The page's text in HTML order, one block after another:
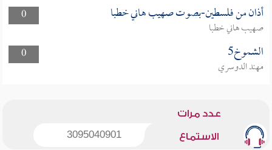
0
أذان من فلسطين-بصوت صهيب هاني خطبا
صهيب هاني خطبا
0
الشموخ5
مهند الدوسري
عدد مرات
الاستماع 3095040901